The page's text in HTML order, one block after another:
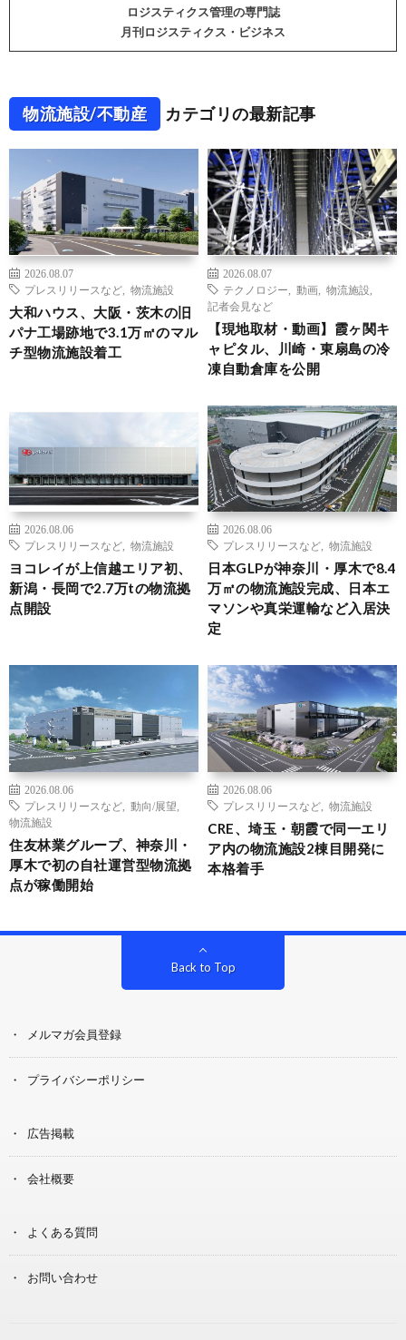
ロジスティクス管理の専門誌
月刊ロジスティクス・ビジネス
物流施設/不動産 カテゴリの最新記事
2026.08.07
プレスリリースなど
物流施設
大和ハウス、大阪・茨木の旧
パナ工場跡地で3.1万㎡のマル
チ型物流施設着工
2026.08.07
テクノロジー
動画 物流施設
記者会見など
【現地取材・動画】霞ヶ関キ
ャピタル、川崎・東扇島の冷
凍自動倉庫を公開
2026.08.06
プレスリリースなど
物流施設
ヨコレイが上信越エリア初、
新潟・長岡で2.7万tの物流拠
点開設
2026.08.06
プレスリリースなど
物流施設
日本GLPが神奈川・厚木で8.4
万㎡の物流施設完成、日本エ
マソンや真栄運輸など入居決
定
2026.08.06
プレスリリースなど
動向/展望
物流施設
住友林業グループ、神奈川・
厚木で初の自社運営型物流拠
点が稼働開始
2026.08.06
プレスリリースなど
物流施設
CRE、埼玉・朝霞で同一エリ
ア内の物流施設2棟目開発に
本格着手
Back to Top
メルマガ会員登録
プライバシーポリシー
広告掲載
会社概要
よくある質問
お問い合わせ